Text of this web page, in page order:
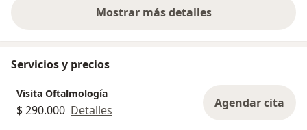
Mostrar más detalles
sobre la experiencia
Servicios y precios
Visita Oftalmología
$ 290.000 Detalles Agendar cita